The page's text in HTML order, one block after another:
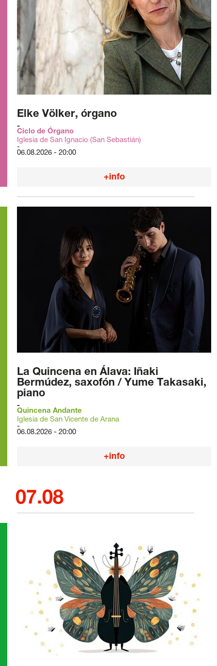
Elke Völker, órgano
Ciclo de Órgano
Iglesia de San Ignacio (San Sebastián)
06.08.2026 - 20:00
+info
La Quincena en Álava: Iñaki
Bermúdez, saxofón / Yume Takasaki,
piano
Quincena Andante
Iglesia de San Vicente de Arana
06.08.2026 - 20:00
+info
07.08